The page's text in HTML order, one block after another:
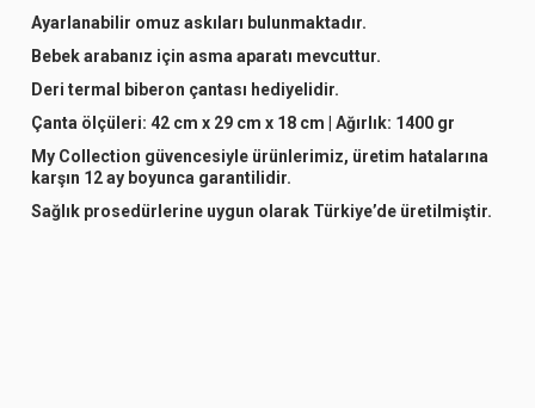
Ayarlanabilir omuz askıları bulunmaktadır.
Bebek arabanız için asma aparatı mevcuttur.
Deri termal biberon çantası hediyelidir.
Çanta ölçüleri: 42 cm x 29 cm x 18 cm | Ağırlık: 1400 gr
My Collection güvencesiyle ürünlerimiz, üretim hatalarına
karşın 12 ay boyunca garantilidir.
Sağlık prosedürlerine uygun olarak Türkiye’de üretilmiştir.